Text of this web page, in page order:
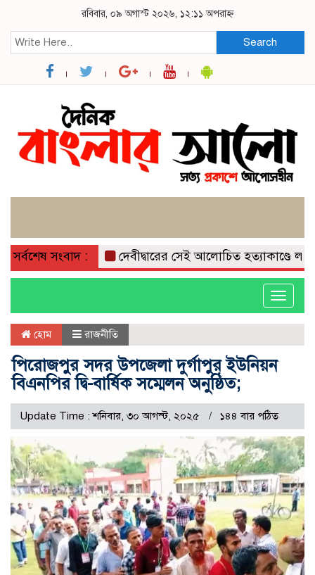
রবিবার, ০৯ অগাস্ট ২০২৬, ১২:১১ অপরাহ্ন
Search
সর্বশেষ সংবাদ : দেবীদ্বারের সেই আলোচিত হত্যাকাণ্ডে
Toggle
হোম রাজনীতি
পিরোজপুর সদর উপজেলা দুর্গাপুর ইউনিয়ন
বিএনপির দ্বি-বার্ষিক সম্মেলন অনুষ্ঠিত;
Update Time : শনিবার, ৩০ আগস্ট, ২০২৫ ১৪৪ বার পঠিত